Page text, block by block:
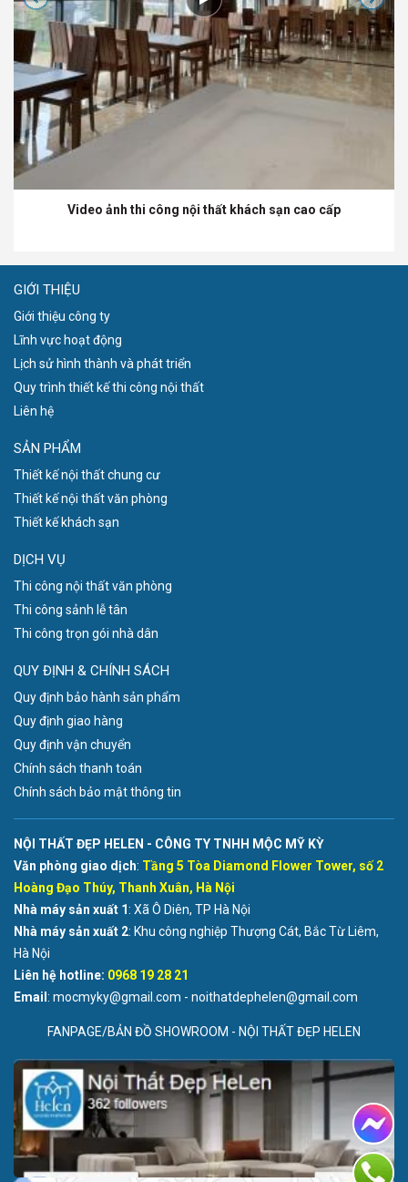
Video ảnh thi công nội thất khách sạn cao cấp
GIỚI THIỆU
Giới thiệu công ty
Lĩnh vực hoạt động
Lịch sử hình thành và phát triển
Quy trình thiết kế thi công nội thất
Liên hệ
SẢN PHẨM
Thiết kế nội thất chung cư
Thiết kế nội thất văn phòng
Thiết kế khách sạn
DỊCH VỤ
Thi công nội thất văn phòng
Thi công sảnh lễ tân
Thi công trọn gói nhà dân
QUY ĐỊNH & CHÍNH SÁCH
Quy định bảo hành sản phẩm
Quy định giao hàng
Quy định vận chuyển
Chính sách thanh toán
Chính sách bảo mật thông tin
NỘI THẤT ĐẸP HELEN - CÔNG TY TNHH MỘC MỸ KỲ
Văn phòng giao dịch: Tầng 5 Tòa Diamond Flower Tower, số 2
Hoàng Đạo Thúy, Thanh Xuân, Hà Nội
Nhà máy sản xuất 1: Xã Ô Diên, TP Hà Nội
Nhà máy sản xuất 2: Khu công nghiệp Thượng Cát, Bắc Từ Liêm,
Hà Nội
Liên hệ hotline: 0968 19 28 21
Email : mocmyky@gmail.com - noithatdephelen@gmail.com
FANPAGE/BẢN ĐỒ SHOWROOM - NỘI THẤT ĐẸP HELEN